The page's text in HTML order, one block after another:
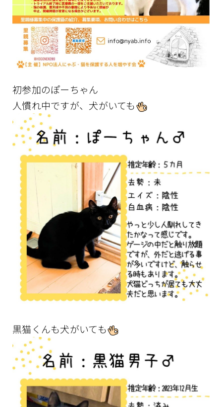
初参加のぽーちゃん
人慣れ中ですが、犬がいても
黒猫くんも犬がいても